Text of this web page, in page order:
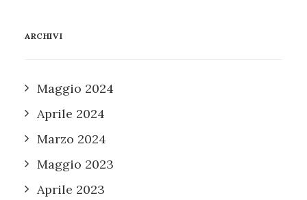
ARCHIVI
Maggio 2024
Aprile 2024
Marzo 2024
Maggio 2023
Aprile 2023